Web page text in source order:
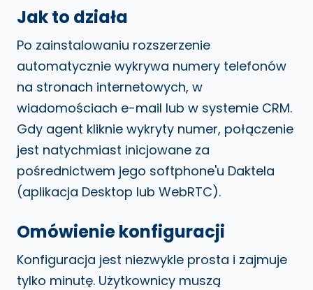
Jak to działa
Po zainstalowaniu rozszerzenie
automatycznie wykrywa numery telefonów
na stronach internetowych, w
wiadomościach e-mail lub w systemie CRM.
Gdy agent kliknie wykryty numer, połączenie
jest natychmiast inicjowane za
pośrednictwem jego softphone'u Daktela
(aplikacja Desktop lub WebRTC).
Omówienie konfiguracji
Konfiguracja jest niezwykle prosta i zajmuje
tylko minutę. Użytkownicy muszą